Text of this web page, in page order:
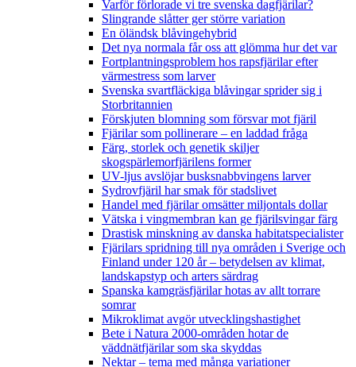
Varför förlorade vi tre svenska dagfjärilar?
Slingrande slåtter ger större variation
En öländsk blåvingehybrid
Det nya normala får oss att glömma hur det var
Fortplantningsproblem hos rapsfjärilar efter
värmestress som larver
Svenska svartfläckiga blåvingar sprider sig i
Storbritannien
Förskjuten blomning som försvar mot fjäril
Fjärilar som pollinerare – en laddad fråga
Färg, storlek och genetik skiljer
skogspärlemorfjärilens former
UV-ljus avslöjar busksnabbvingens larver
Sydrovfjäril har smak för stadslivet
Handel med fjärilar omsätter miljontals dollar
Vätska i vingmembran kan ge fjärilsvingar färg
Drastisk minskning av danska habitatspecialister
Fjärilars spridning till nya områden i Sverige och
Finland under 120 år– betydelsen av klimat,
landskapstyp och arters särdrag
Spanska kamgräsfjärilar hotas av allt torrare
somrar
Mikroklimat avgör utvecklingshastighet
Bete i Natura 2000-områden hotar de
väddnätfjärilar som ska skyddas
Nektar – tema med många variationer